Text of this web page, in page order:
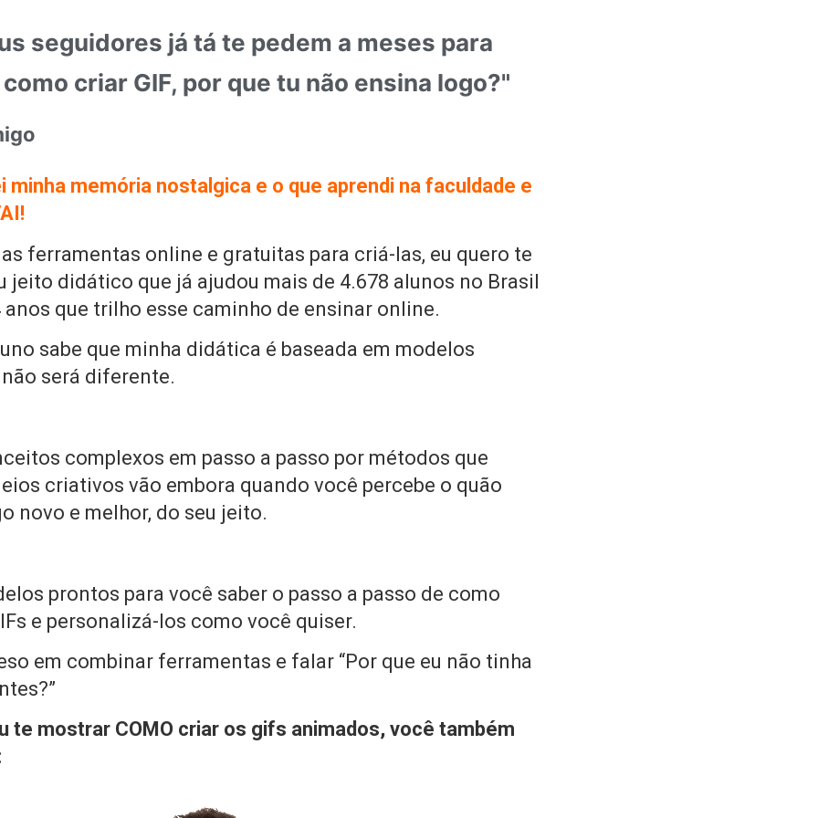
seguidores já tá te pedem a meses para
criar GIF, por que tu não ensina logo?"
minha memória nostalgica e o que aprendi na faculdade e
ferramentas online e gratuitas para criá-las, eu quero te
jeito didático que já ajudou mais de 4.678 alunos no Brasil
que trilho esse caminho de ensinar online.
sabe que minha didática é baseada em modelos
será diferente.
complexos em passo a passo por métodos que
criativos vão embora quando você percebe o quão
novo e melhor, do seu jeito.
prontos para você saber o passo a passo de como
e personalizá-los como você quiser.
em combinar ferramentas e falar “Por que eu não tinha
te mostrar COMO criar os gifs animados, você também